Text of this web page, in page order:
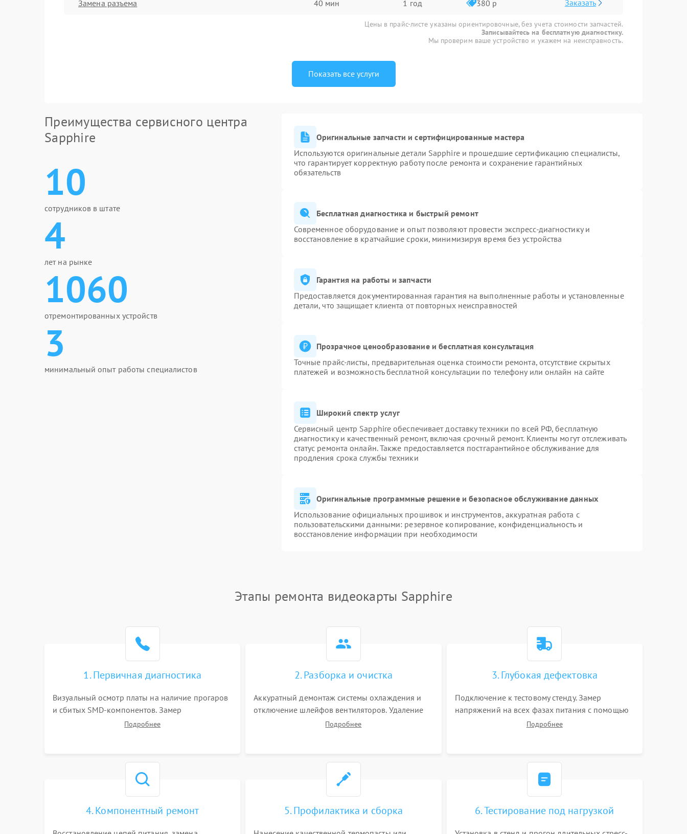
Замена разъема 40 мин 1 год 380 р Заказать
Цены в прайс-листе указаны ориентировочные, без учета стоимости запчастей.
Записывайтесь на бесплатную диагностику.
Мы проверим ваше устройство и укажем на неисправность.
Показать все услуги
Преимущества сервисного центра
Sapphire
10
сотрудников в штате
4
лет на рынке
1060
отремонтированных устройств
3
минимальный опыт работы специалистов
Оригинальные запчасти и сертифицированные мастера
Используются оригинальные детали Sapphire и прошедшие сертификацию специалисты,
что гарантирует корректную работу после ремонта и сохранение гарантийных
обязательств
Бесплатная диагностика и быстрый ремонт
Современное оборудование и опыт позволяют провести экспресс-диагностику и
восстановление в кратчайшие сроки, минимизируя время без устройства
Гарантия на работы и запчасти
Предоставляется документированная гарантия на выполненные работы и установленные
детали, что защищает клиента от повторных неисправностей
Прозрачное ценообразование и бесплатная консультация
Точные прайс-листы, предварительная оценка стоимости ремонта, отсутствие скрытых
платежей и возможность бесплатной консультации по телефону или онлайн на сайте
Широкий спектр услуг
Сервисный центр Sapphire обеспечивает доставку техники по всей РФ, бесплатную
диагностику и качественный ремонт, включая срочный ремонт. Клиенты могут отслеживать
статус ремонта онлайн. Также предоставляется постгарантийное обслуживание для
продления срока службы техники
Оригинальные программные решение и безопасное обслуживание данных
Использование официальных прошивок и инструментов, аккуратная работа с
пользовательскими данными: резервное копирование, конфиденциальность и
восстановление информации при необходимости
Этапы ремонта видеокарты Sapphire
1. Первичная диагностика
Визуальный осмотр платы на наличие прогаров
и сбитых SMD-компонентов. Замер
сопротивлений на линиях питания PCI-E и
Подробнее
2. Разборка и очистка
Аккуратный демонтаж системы охлаждения и
отключение шлейфов вентиляторов. Удаление
старой термопасты с кристалла графического
Подробнее
3. Глубокая дефектовка
Подключение к тестовому стенду. Замер
напряжений на всех фазах питания с помощью
осциллографа. Проверка инициализации.
Подробнее
4. Компонентный ремонт 5. Профилактика и сборка 6. Тестирование под нагрузкой